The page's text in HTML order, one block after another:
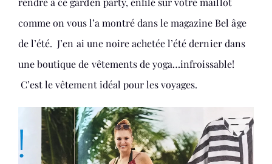
comme on vous l’a montré dans le magazine Bel âge
de l’été. J’en ai une noire achetée l’été dernier dans
une boutique de vêtements de yoga…infroissable!
C’est le vêtement idéal pour les voyages.